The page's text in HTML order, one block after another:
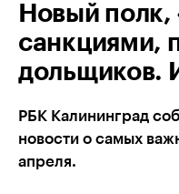
Новый полк,
санкциями,
дольщиков.
РБК Калининград
новости о самых
апреля.